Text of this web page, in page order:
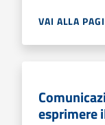
VAI ALLA
esprimere